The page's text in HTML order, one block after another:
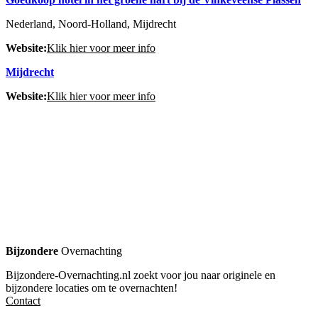
Nederland, Noord-Holland, Mijdrecht
Website:Klik hier voor meer info
Mijdrecht
Website:Klik hier voor meer info
Bijzondere Overnachting
Bijzondere-Overnachting.nl zoekt voor jou naar originele en
bijzondere locaties om te overnachten!
Contact